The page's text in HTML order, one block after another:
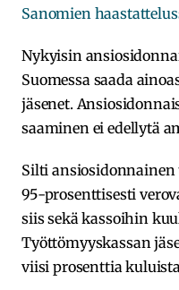
Sanomien
Nykyisin
Suomessa saada
jäsenet.
saaminen ei edellytä
Silti
95-prosenttisesti
siis sekä kassoihin
Työttömyyskassan
viisi prosenttia